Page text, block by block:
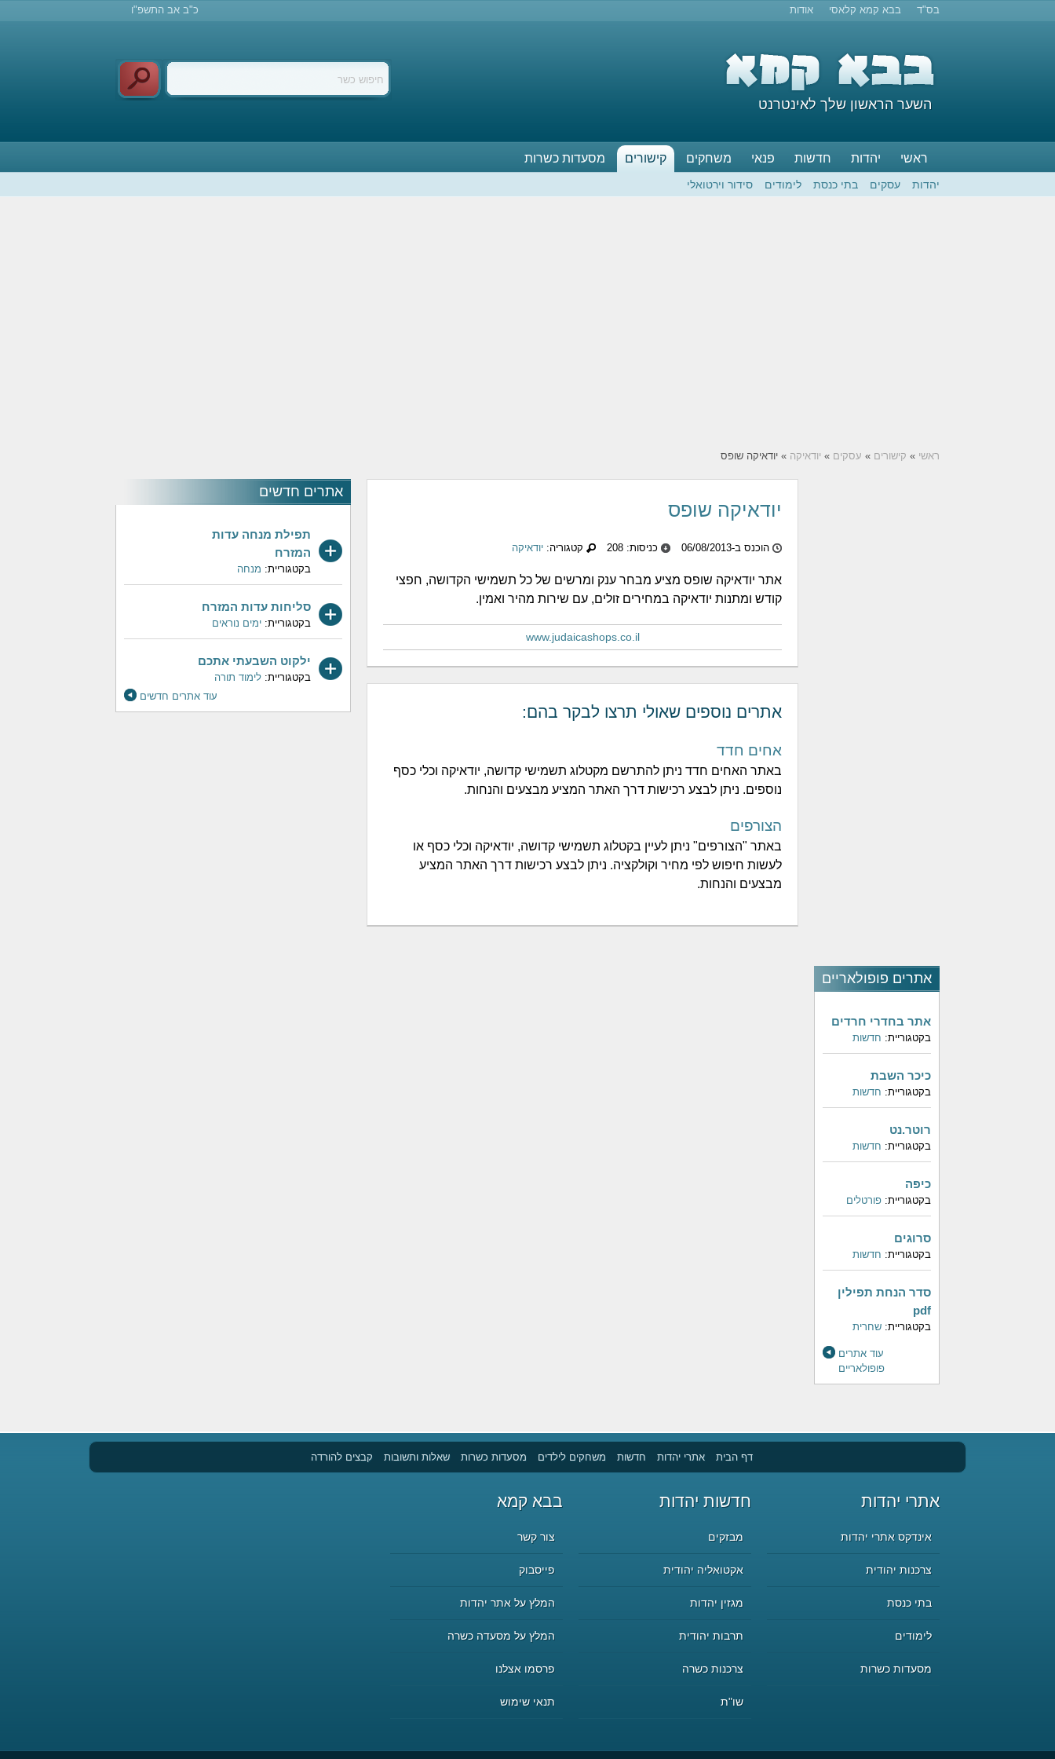
בס"ד בבא קמא קלאסי אודות כ"ב אב התשפ"ו
השער הראשון שלך לאינטרנט
ראשי יהדות חדשות פנאי משחקים קישורים מסעדות כשרות
יהדות עסקים בתי כנסת לימודים סידור וירטואלי
ראשי » קישורים » עסקים » יודאיקה » יודאיקה שופס
אתרים פופולאריים
אתר בחדרי חרדים
בקטגוריית: חדשות
כיכר השבת
בקטגוריית: חדשות
רוטר.נט
בקטגוריית: חדשות
כיפה
בקטגוריית: פורטלים
סרוגים
בקטגוריית: חדשות
סדר הנחת תפילין
pdf
בקטגוריית: שחרית
עוד אתרים
פופולאריים
אתרים חדשים
תפילת מנחה עדות
המזרח
בקטגוריית: מנחה
סליחות עדות המזרח
בקטגוריית: ימים נוראים
ילקוט השבעתי אתכם
בקטגוריית: לימוד תורה
עוד אתרים חדשים
יודאיקה שופס
הוכנס ב-06/08/2013 כניסות: 208 קטגוריה: יודאיקה
אתר יודאיקה שופס מציע מבחר ענק ומרשים של כל תשמישי הקדושה, חפצי
קודש ומתנות יודאיקה במחירים זולים, עם שירות מהיר ואמין.
www.judaicashops.co.il
אתרים נוספים שאולי תרצו לבקר בהם:
אחים חדד
באתר האחים חדד ניתן להתרשם מקטלוג תשמישי קדושה, יודאיקה וכלי כסף
נוספים. ניתן לבצע רכישות דרך האתר המציע מבצעים והנחות.
הצורפים
באתר "הצורפים" ניתן לעיין בקטלוג תשמישי קדושה, יודאיקה וכלי כסף או
לעשות חיפוש לפי מחיר וקולקציה. ניתן לבצע רכישות דרך האתר המציע
מבצעים והנחות.
דף הבית אתרי יהדות חדשות משחקים לילדים מסעדות כשרות שאלות ותשובות קבצים להורדה
אתרי יהדות
אינדקס אתרי יהדות
צרכנות יהודית
בתי כנסת
לימודים
מסעדות כשרות
חדשות יהדות
מבזקים
אקטואליה יהודית
מגזין יהדות
תרבות יהודית
צרכנות כשרה
שו"ת
בבא קמא
צור קשר
פייסבוק
המלץ על אתר יהדות
המלץ על מסעדה כשרה
פרסמו אצלנו
תנאי שימוש